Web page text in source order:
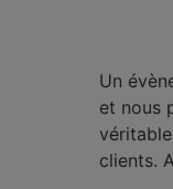
Un
et nous
clients.